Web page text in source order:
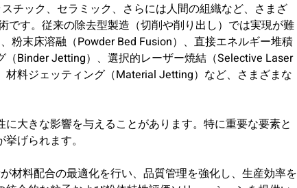
チック、セラミック、さらには人間の組織など、さまざ
です。従来の除去型製造（切削や削り出し）では実現が難
粉末床溶融（Powder Bed Fusion）、直接エネルギー堆積
（Binder Jetting）、選択的レーザー焼結（Selective Laser
料ジェッティング（Material Jetting）など、さまざまな
大きな影響を与えることがあります。特に重要な要素と
げられます。
材料配合の最適化を行い、品質管理を強化し、生産効率を